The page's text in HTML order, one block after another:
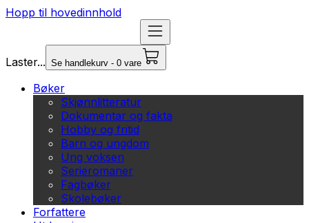
Hopp til hovedinnhold
Laster... Se handlekurv - 0 vare
Bøker
Skjønnlitteratur
Dokumentar og fakta
Hobby og fritid
Barn og ungdom
Ung voksen
Serieromaner
Fagbøker
Skolebøker
Forfattere